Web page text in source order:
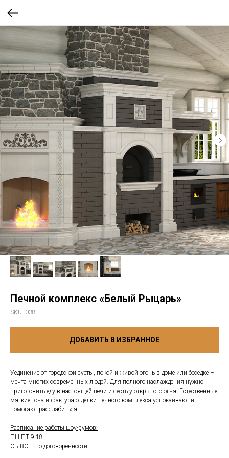
Печной комплекс «Белый Рыцарь»
SKU: 038
ДОБАВИТЬ В ИЗБРАННОЕ
Уединение от городской суеты, покой и живой огонь в доме или беседке –
мечта многих современных людей. Для полного наслаждения нужно
приготовить еду в настоящей печи и сесть у открытого огня. Естественные,
мягкие тона и фактура отделки печного комплекса успокаивают и
помогают расслабиться.
Расписание работы шоу-румов:
ПН-ПТ 9-18
СБ-ВС – по договоренности.